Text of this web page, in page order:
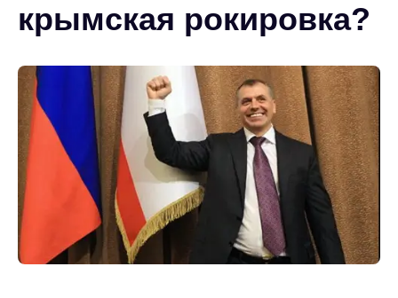
крымская рокировка?